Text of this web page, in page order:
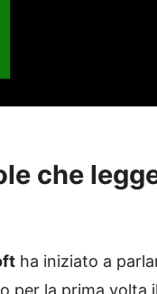
che
ha iniziato a
per la prima volta